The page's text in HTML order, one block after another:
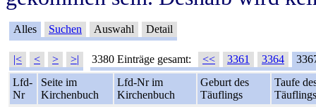
Alles Suchen Auswahl Detail
|< < > >| 3380 Einträge gesamt: << 3361 3364
Lfd-
Nr
Seite im
Kirchenbuch
Lfd-Nr im
Kirchenbuch
Geburt des
Täuflings
Taufe
Täuflings